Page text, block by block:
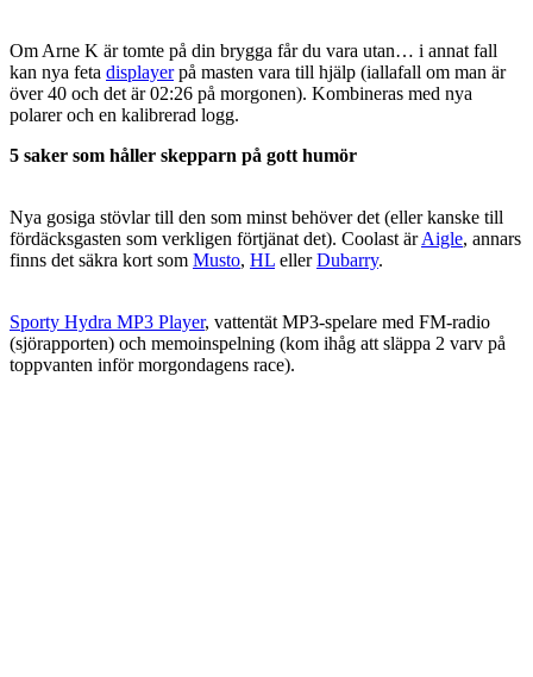
Om Arne K är tomte på din brygga får du vara utan… i annat fall
kan nya feta displayerpå masten vara till hjälp (iallafall om man är
över 40 och det är 02:26 på morgonen). Kombineras med nya
polarer och en kalibrerad logg.
5 saker som håller skepparn på gott humör
Nya gosiga stövlar till den som minst behöver det (eller kanske till
fördäcksgasten som verkligen förtjänat det). Coolast ärAigle, annars
finns det säkra kort som Musto, HL ellerDubarry.
Sporty Hydra MP3 Player, vattentät MP3-spelare med FM-radio
(sjörapporten) och memoinspelning (kom ihåg att släppa 2 varv på
toppvanten inför morgondagens race).